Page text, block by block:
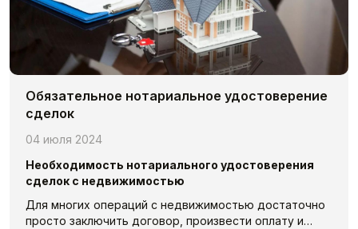
Обязательное нотариальное удостоверение
сделок
04 июля 2024
Необходимость нотариального удостоверения
сделок с недвижимостью
Для многих операций с недвижимостью достаточно
просто заключить договор, произвести оплату и…